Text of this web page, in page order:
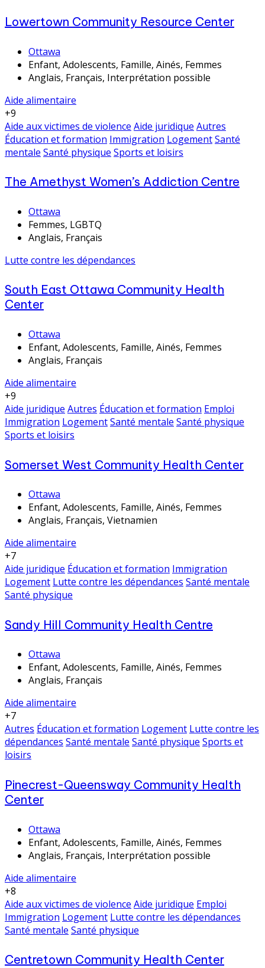
Lowertown Community Resource Center
Ottawa
Enfant, Adolescents, Famille, Ainés, Femmes
Anglais, Français, Interprétation possible
Aide alimentaire
+9
Aide aux victimes de violence Aide juridique Autres
Éducation et formation Immigration LogementSanté
mentale Santé physique Sports et loisirs
The Amethyst Women’s Addiction Centre
Ottawa
Femmes, LGBTQ
Anglais, Français
Lutte contre les dépendances
South East Ottawa Community Health
Center
Ottawa
Enfant, Adolescents, Famille, Ainés, Femmes
Anglais, Français
Aide alimentaire
+9
Aide juridique Autres Éducation et formation Emploi
Immigration LogementSanté mentale Santé physique
Sports et loisirs
Somerset West Community Health Center
Ottawa
Enfant, Adolescents, Famille, Ainés, Femmes
Anglais, Français, Vietnamien
Aide alimentaire
+7
Aide juridique Éducation et formation Immigration
Logement Lutte contre les dépendances Santé mentale
Santé physique
Sandy Hill Community Health Centre
Ottawa
Enfant, Adolescents, Famille, Ainés, Femmes
Anglais, Français
Aide alimentaire
+7
Autres Éducation et formation Logement Lutte contre les
dépendances Santé mentale Santé physique Sports et
loisirs
Pinecrest-Queensway Community Health
Center
Ottawa
Enfant, Adolescents, Famille, Ainés, Femmes
Anglais, Français, Interprétation possible
Aide alimentaire
+8
Aide aux victimes de violence Aide juridique Emploi
Immigration Logement Lutte contre les dépendances
Santé mentale Santé physique
Centretown Community Health Center